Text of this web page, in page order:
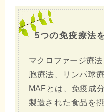
5つの免疫療法
マクロファージ療
胞療法、リンパ球
MAFとは、免疫成
製造された食品を